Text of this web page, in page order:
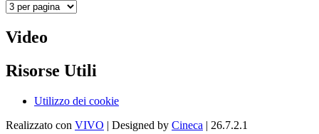
Video
Risorse Utili
Utilizzo dei cookie
Realizzato con VIVO | Designed by Cineca | 26.7.2.1